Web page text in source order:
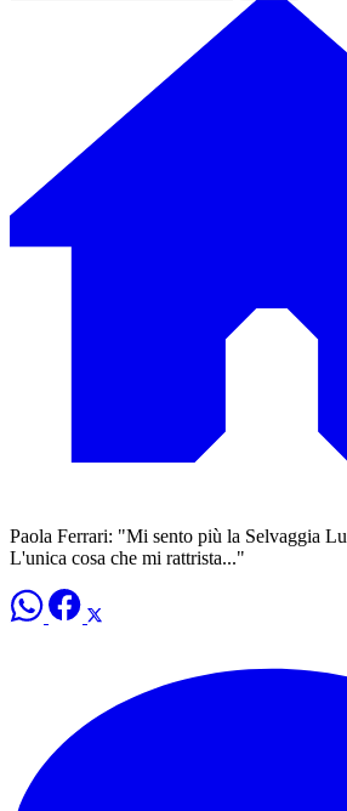
Paola Ferrari: "Mi sento più la Selvaggia
L'unica cosa che mi rattrista..."